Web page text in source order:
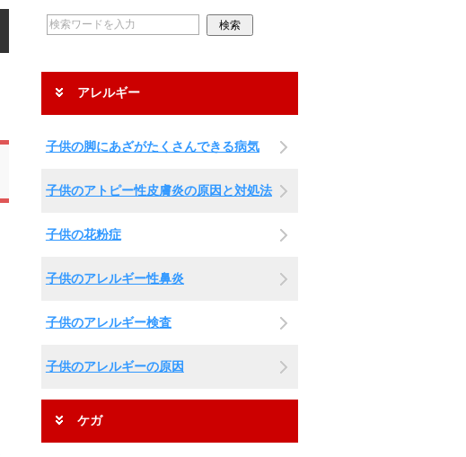
アレルギー
子供の脚にあざがたくさんできる病気
子供のアトピー性皮膚炎の原因と対処法
子供の花粉症
子供のアレルギー性鼻炎
子供のアレルギー検査
子供のアレルギーの原因
ケガ